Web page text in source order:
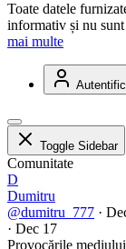
Toate datele
informativ și nu
mai multe
Toggle Sidebar
Comunitate
D
Dumitru
@dumitru_777 ·
· Dec 17
Provocările